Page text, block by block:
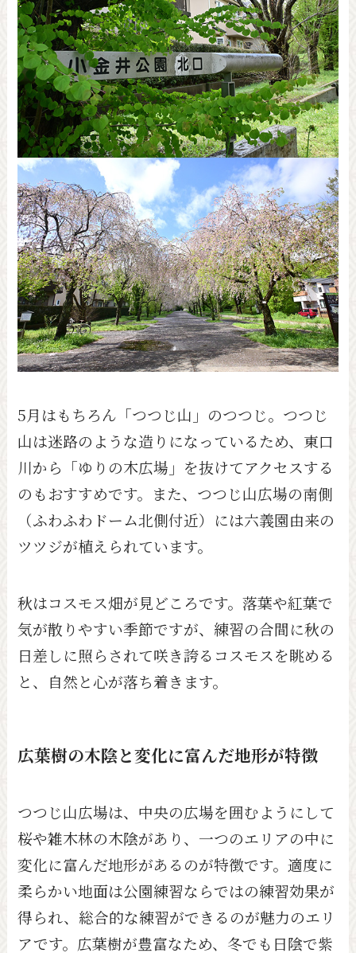
5月はもちろん「つつじ山」のつつじ。つつじ
山は迷路のような造りになっているため、東口
川から「ゆりの木広場」を抜けてアクセスする
のもおすすめです。また、つつじ山広場の南側
（ふわふわドーム北側付近）には六義園由来の
ツツジが植えられています。
秋はコスモス畑が見どころです。落葉や紅葉で
気が散りやすい季節ですが、練習の合間に秋の
日差しに照らされて咲き誇るコスモスを眺める
と、自然と心が落ち着きます。
広葉樹の木陰と変化に富んだ地形が特徴
つつじ山広場は、中央の広場を囲むようにして
桜や雑木林の木陰があり、一つのエリアの中に
変化に富んだ地形があるのが特徴です。適度に
柔らかい地面は公園練習ならではの練習効果が
得られ、総合的な練習ができるのが魅力のエリ
アです。広葉樹が豊富なため、冬でも日陰で紫